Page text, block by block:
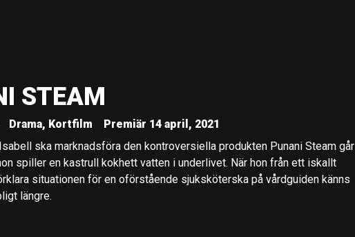
STEAM
Drama, Kortfilm
Premiär 14 april, 2021
ska marknadsföra den kontroversiella produkten Punani Steam går
spiller en kastrull kokhett vatten i underlivet. När hon från ett iskallt
situationen för en oförstående sjuksköterska på vårdguiden känns
längre.